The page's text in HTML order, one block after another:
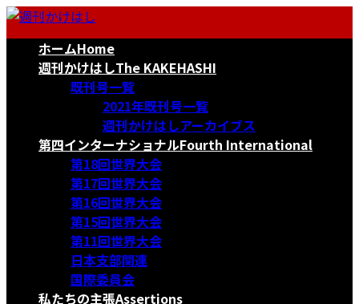
コ
ナ
ホームHome
週刊かけはしThe KAKEHASHI
既刊号一覧
2021年既刊号一覧
週刊かけはしアーカイブス
第四インターナショナルFourth International
第18回世界大会
第17回世界大会
第16回世界大会
第15回世界大会
第11回世界大会
日本支部関連
国際委員会
私たちの主張Assertions